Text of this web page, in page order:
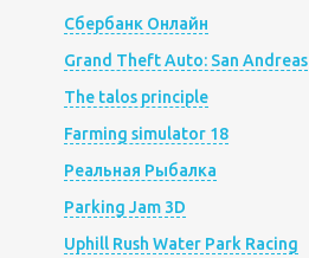
Сбербанк Онлайн
Grand Theft Auto: San Andreas
The talos principle
Farming simulator 18
Реальная Рыбалка
Parking Jam 3D
Uphill Rush Water Park Racing